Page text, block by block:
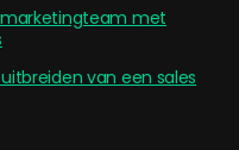
marketingteam met
van een sales